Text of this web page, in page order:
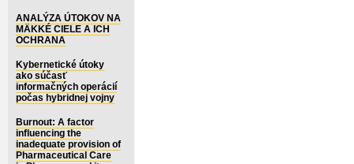
ANALÝZA ÚTOKOV NA
MÄKKÉ CIELE A ICH
OCHRANA
Kybernetické útoky
ako súčasť
informačných operácií
počas hybridnej vojny
Burnout: A factor
influencing the
inadequate provision of
Pharmaceutical Care